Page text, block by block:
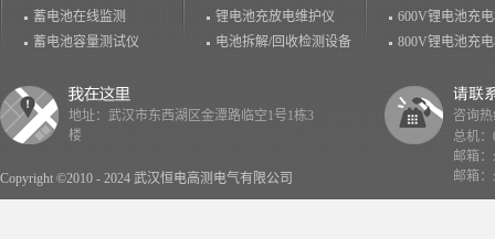
蓄电池在线监测
蓄电池容量测试仪
锂电池充放电维护仪
电池拆解/回收检测设备
600V锂电池充
800V锂电池充
Copyright ©2010 - 2024 武汉恒电高测电气有限公司
地址：武汉市东西湖区金潭路临空1号1栋3
楼
咨询热
总机：
邮箱
邮箱